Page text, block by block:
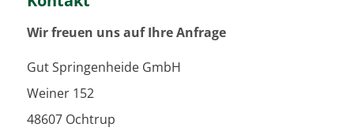
Wir freuen uns auf Ihre Anfrage
Gut Springenheide GmbH
Weiner 152
48607 Ochtrup